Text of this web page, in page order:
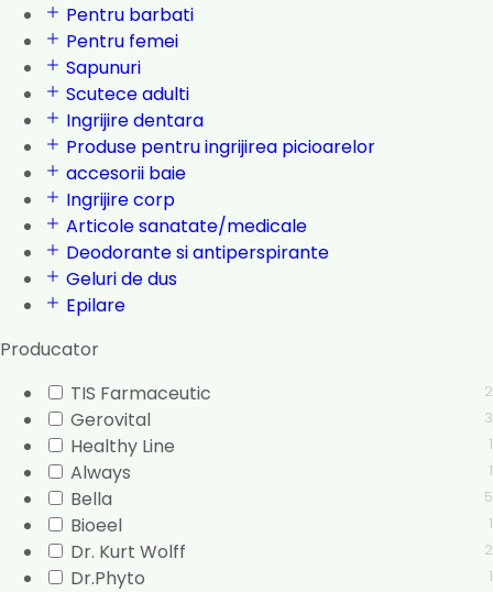
Pentru barbati
Pentru femei
Sapunuri
Scutece adulti
Ingrijire dentara
Produse pentru ingrijirea picioarelor
accesorii baie
Ingrijire corp
Articole sanatate/medicale
Deodorante si antiperspirante
Geluri de dus
Epilare
Producator
TIS Farmaceutic
2
Gerovital 3
Healthy Line 1
Always 1
Bella 5
Bioeel 1
Dr. Kurt Wolff 2
Dr.Phyto 1